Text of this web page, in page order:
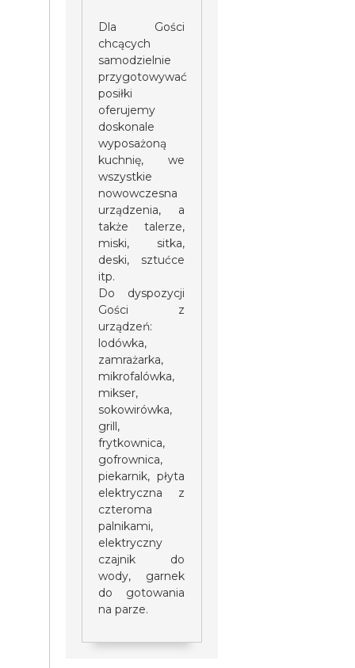
Dla Gości
chcących
samodzielnie
przygotowywać
posiłki
oferujemy
doskonale
wyposażoną
kuchnię, we
wszystkie
nowowczesna
urządzenia, a
także talerze,
miski, sitka,
deski, sztućce
itp.
Do dyspozycji
Gości z
urządzeń:
lodówka,
zamrażarka,
mikrofalówka,
mikser,
sokowirówka,
grill,
frytkownica,
gofrownica,
piekarnik, płyta
elektryczna z
czteroma
palnikami,
elektryczny
czajnik do
wody, garnek
do gotowania
na parze.